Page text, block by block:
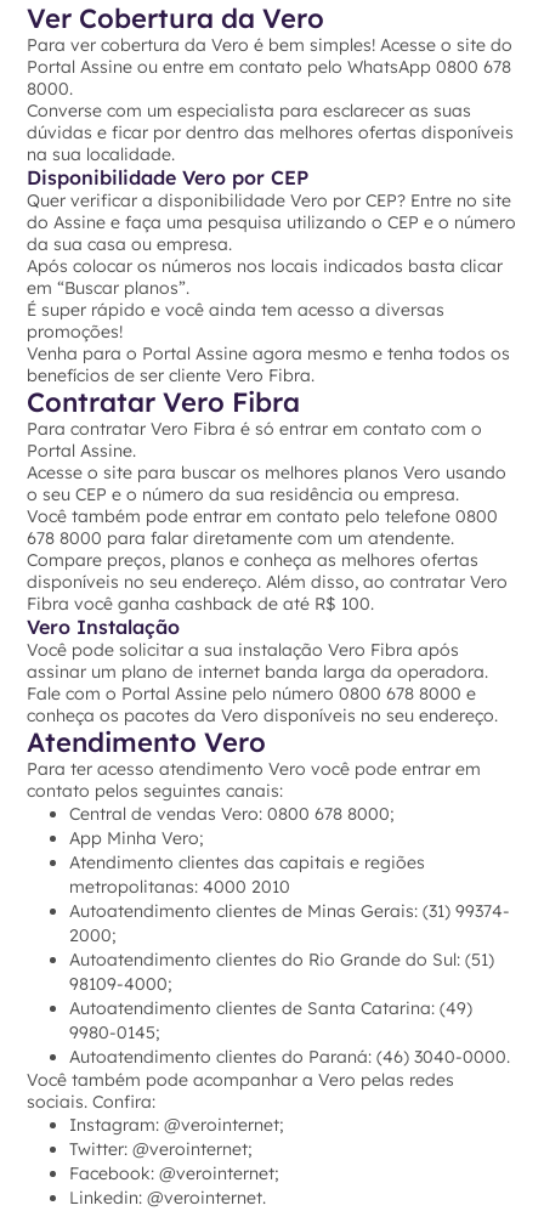
Ver Cobertura da Vero
Para ver cobertura da Vero é bem simples! Acesse o site do
Portal Assine ou entre em contato pelo WhatsApp 0800 678
8000.
Converse com um especialista para esclarecer as suas
dúvidas e ficar por dentro das melhores ofertas disponíveis
na sua localidade.
Disponibilidade Vero por CEP
Quer verificar a disponibilidade Vero por CEP? Entre no site
do Assine e faça uma pesquisa utilizando o CEP e o número
da sua casa ou empresa.
Após colocar os números nos locais indicados basta clicar
em “Buscar planos”.
É super rápido e você ainda tem acesso a diversas
promoções!
Venha para o Portal Assine agora mesmo e tenha todos os
benefícios de ser cliente Vero Fibra.
Contratar Vero Fibra
Para contratar Vero Fibra é só entrar em contato com o
Portal Assine.
Acesse o site para buscar os melhores planos Vero usando
o seu CEP e o número da sua residência ou empresa.
Você também pode entrar em contato pelo telefone 0800
678 8000 para falar diretamente com um atendente.
Compare preços, planos e conheça as melhores ofertas
disponíveis no seu endereço. Além disso, ao contratar Vero
Fibra você ganha cashback de até R$ 100.
Vero Instalação
Você pode solicitar a sua instalação Vero Fibra após
assinar um plano de internet banda larga da operadora.
Fale com o Portal Assine pelo número 0800 678 8000 e
conheça os pacotes da Vero disponíveis no seu endereço.
Atendimento Vero
Para ter acesso atendimento Vero você pode entrar em
contato pelos seguintes canais:
Central de vendas Vero: 0800 678 8000;
App Minha Vero;
Atendimento clientes das capitais e regiões
metropolitanas: 4000 2010
Autoatendimento clientes de Minas Gerais: (31) 99374-
2000;
Autoatendimento clientes do Rio Grande do Sul: (51)
98109-4000;
Autoatendimento clientes de Santa Catarina: (49)
9980-0145;
Autoatendimento clientes do Paraná: (46) 3040-0000.
Você também pode acompanhar a Vero pelas redes
sociais. Confira:
Instagram: @verointernet;
Twitter: @verointernet;
Facebook: @verointernet;
Linkedin: @verointernet.